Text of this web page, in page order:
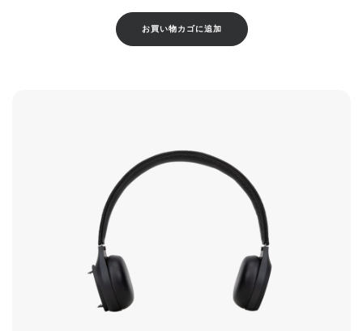
お買い物カゴに追加